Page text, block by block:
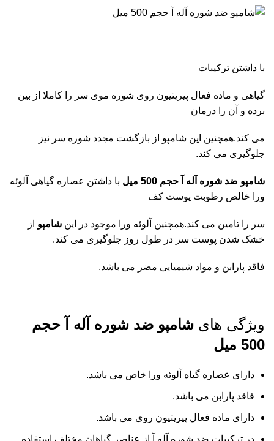
با داشتن ترکیبات
گیاهی و ماده فعال پیریتیون روی شوره موی سر را کاملا از بین
برده و آن را درمان
می کند.همچنین این شامپو از بازگشت مجدد شوره سر نیز
جلوگیری می کند.
شامپو ضد شوره آله آ حجم 500 میل
با داشتن عصاره گیاهی آلوئه
ورا خالص رطوبت پوست کف
سر را تامین می کند.همچنین آلوئه ورا موجود در این شامپو از
خشک شدن پوست سر در طول روز جلوگیری می کند.
فاقد پارابن و مواد شیمیایی مضر می باشد.
ویژگی های شامپو ضد شوره آله آ حجم
500 میل
دارای عصاره گیاه آلوئه ورا خاص می باشد.
فاقد پارابن می باشد.
دارای ماده فعال پیریتیون روی می باشد.
در ترکیبات ضد شوره آله آ از عناصر گیاهان مختلف استفاده